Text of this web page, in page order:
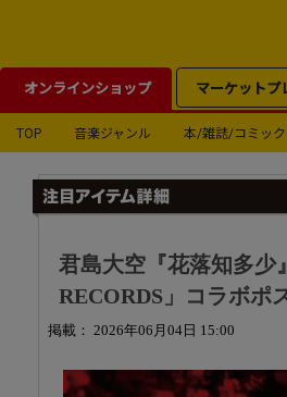
オンラインショップ マーケットプ
TOP 音楽ジャンル 本/雑誌/コミック
君島大空『花落知多少
RECORDS」コラボポ
掲載： 2026年06月04日 15:00